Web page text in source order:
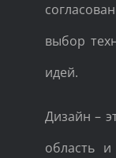
выбор
идей.
Дизайн –
область